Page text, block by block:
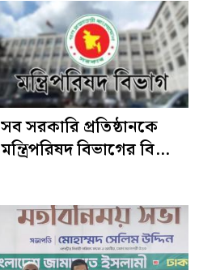
সব সরকারি প্রতিষ্ঠানকে
মন্ত্রিপরিষদ বিভাগের বিশেষ